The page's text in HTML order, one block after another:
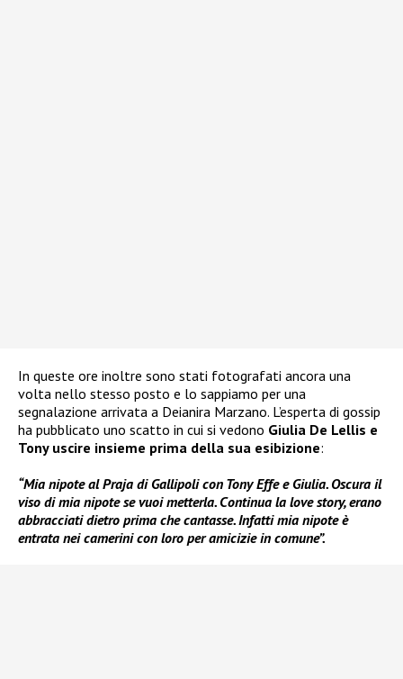
In queste ore inoltre sono stati fotografati ancora una
volta nello stesso posto e lo sappiamo per una
segnalazione arrivata a Deianira Marzano. L’esperta di gossip
ha pubblicato uno scatto in cui si vedono Giulia De Lellis e
Tony uscire insieme prima della sua esibizione:
“Mia nipote al Praja di Gallipoli con Tony Effe e Giulia. Oscura il
viso di mia nipote se vuoi metterla. Continua la love story, erano
abbracciati dietro prima che cantasse. Infatti mia nipote è
entrata nei camerini con loro per amicizie in comune”.